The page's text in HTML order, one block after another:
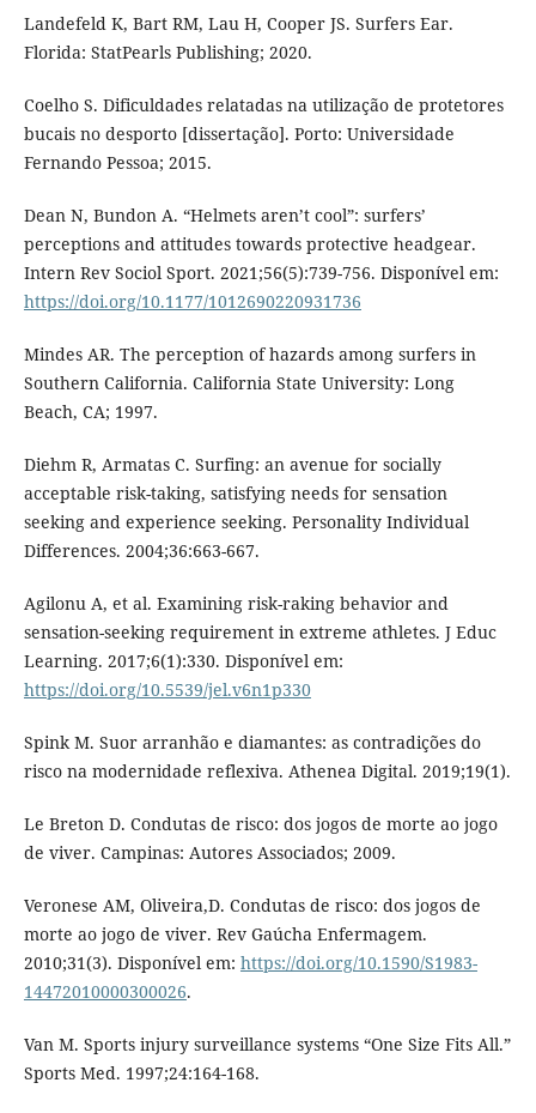
Landefeld K, Bart RM, Lau H, Cooper JS. Surfers Ear.
Florida: StatPearls Publishing; 2020.
Coelho S. Dificuldades relatadas na utilização de protetores
bucais no desporto [dissertação]. Porto: Universidade
Fernando Pessoa; 2015.
Dean N, Bundon A. “Helmets aren’t cool”: surfers’
perceptions and attitudes towards protective headgear.
Intern Rev Sociol Sport. 2021;56(5):739-756. Disponível em:
https://doi.org/10.1177/1012690220931736
Mindes AR. The perception of hazards among surfers in
Southern California. California State University: Long
Beach, CA; 1997.
Diehm R, Armatas C. Surfing: an avenue for socially
acceptable risk-taking, satisfying needs for sensation
seeking and experience seeking. Personality Individual
Differences. 2004;36:663-667.
Agilonu A, et al. Examining risk-raking behavior and
sensation-seeking requirement in extreme athletes. J Educ
Learning. 2017;6(1):330. Disponível em:
https://doi.org/10.5539/jel.v6n1p330
Spink M. Suor arranhão e diamantes: as contradições do
risco na modernidade reflexiva. Athenea Digital. 2019;19(1).
Le Breton D. Condutas de risco: dos jogos de morte ao jogo
de viver. Campinas: Autores Associados; 2009.
Veronese AM, Oliveira,D. Condutas de risco: dos jogos de
morte ao jogo de viver. Rev Gaúcha Enfermagem.
2010;31(3). Disponível em: https://doi.org/10.1590/S1983-
14472010000300026.
Van M. Sports injury surveillance systems “One Size Fits All.”
Sports Med. 1997;24:164-168.